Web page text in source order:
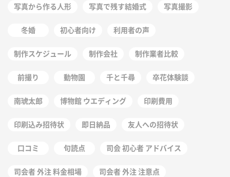
写真から作る人形 写真で残す結婚式 写真撮影
冬婚 初心者向け 利用者の声
制作スケジュール 制作会社 制作業者比較
前撮り 動物園 千と千尋 卒花体験談
南琥太郎 博物館 ウエディング 印刷費用
印刷込み招待状 即日納品 友人への招待状
口コミ 句読点 司会 初心者 アドバイス
司会者 外注 料金相場 司会者 外注 注意点